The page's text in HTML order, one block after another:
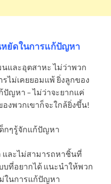
หยัดในการแก้ปัญหา
และอุตสาหะ ไม่ว่าพวก
รไม่เคยยอมแพ้ ยิ่งลูกของ
ญหา – ไม่ว่าจะยากแค่
งพวกเขาก็จะใกล้ยิ่งขึ้น!
กๆรู้จักแก้ปัญหา
และไม่สามารถหาชิ้นที่
บที่อยากได้ แนะนำให้พวก
ม่ในการแก้ปัญหา